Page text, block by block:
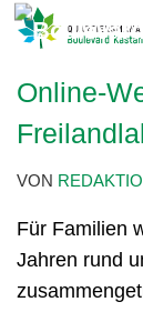
Online-
VON
Für Familien
Jahren rund